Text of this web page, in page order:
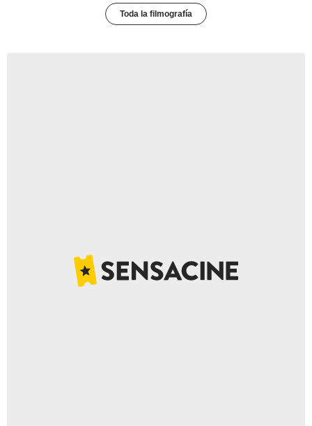
Toda la filmografía